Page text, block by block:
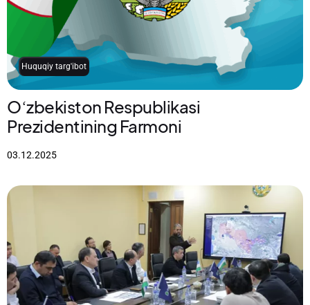
Huquqiy targ'ibot
Oʻzbekiston Respublikasi
Prezidentining Farmoni
03.12.2025